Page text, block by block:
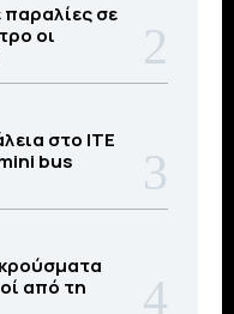
παραλίες σε
οι
στο ΙΤΕ
bus
από τη